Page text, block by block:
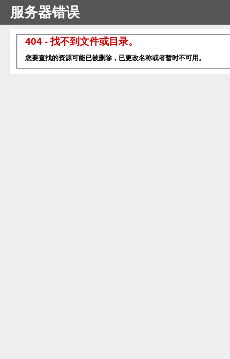
服务器错误
404 - 找不到文件或目录。
您要查找的资源可能已被删除，已更改名称或者暂时不可用。